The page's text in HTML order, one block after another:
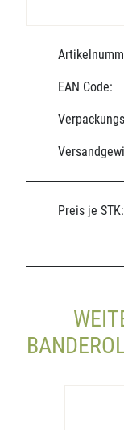
EAN Code:
Preis je STK: